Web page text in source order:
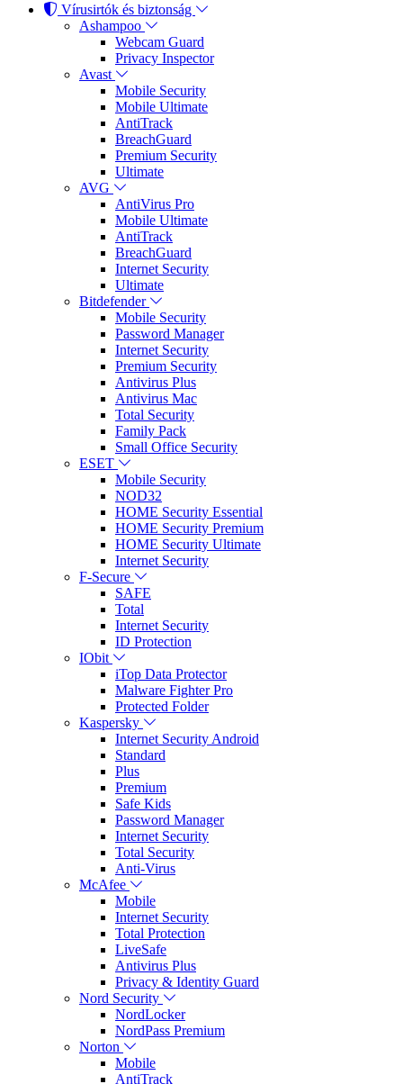
Vírusirtók és biztonság
Ashampoo
Webcam Guard
Privacy Inspector
Avast
Mobile Security
Mobile Ultimate
AntiTrack
BreachGuard
Premium Security
Ultimate
AVG
AntiVirus Pro
Mobile Ultimate
AntiTrack
BreachGuard
Internet Security
Ultimate
Bitdefender
Mobile Security
Password Manager
Internet Security
Premium Security
Antivirus Plus
Antivirus Mac
Total Security
Family Pack
Small Office Security
ESET
Mobile Security
NOD32
HOME Security Essential
HOME Security Premium
HOME Security Ultimate
Internet Security
F-Secure
SAFE
Total
Internet Security
ID Protection
IObit
iTop Data Protector
Malware Fighter Pro
Protected Folder
Kaspersky
Internet Security Android
Standard
Plus
Premium
Safe Kids
Password Manager
Internet Security
Total Security
Anti-Virus
McAfee
Mobile
Internet Security
Total Protection
LiveSafe
Antivirus Plus
Privacy & Identity Guard
Nord Security
NordLocker
NordPass Premium
Norton
Mobile
AntiTrack